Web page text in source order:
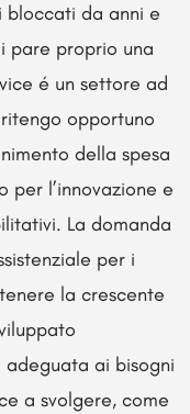
bloccati da anni e
pare proprio una
é un settore ad
opportuno
della spesa
per l’innovazione e
La domanda
per i
la crescente
adeguata ai bisogni
a svolgere, come